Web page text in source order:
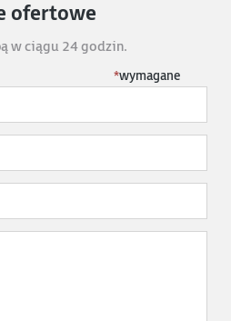
ofertowe
w ciągu 24 godzin.
*wymagane